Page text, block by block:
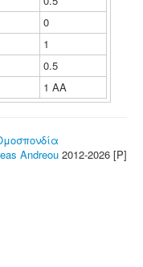
0
1
0.5
1 ΑΑ
Andreou 2012-2026 [P]